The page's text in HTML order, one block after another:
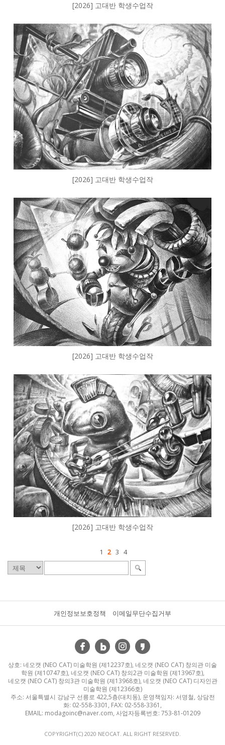
[2026] 고대반 학생수업작
[2026] 고대반 학생수업작
[2026] 고대반 학생수업작
[2026] 고대반 학생수업작
1 2 3 4
개인정보보호정책 이메일무단수집거부
상호: 네오캣 (NEO CAT) 미술학원 (제12237호), 네오캣 (NEO CAT) 창의관 미술
학원 (제10747호), 네오캣 (NEO CAT) 창의2관 미술학원 (제13967호),
네오캣 (NEO CAT) 창의3관 미술학원 (제13968호), 네오캣 (NEO CAT) 디자인관
미술학원 (제12366호)
주소: 서울특별시 강남구 선릉로 422,5층(대치동), 운영책임자: 서명철, 상담전
화: 02-558-3301, FAX: 02-558-3361,
EMAIL: modagoinc@naver.com, 사업자등록번호: 753-81-01209
COPYRIGHT(C) 2020 NEOCAT. ALL RIGHT RESERVED.